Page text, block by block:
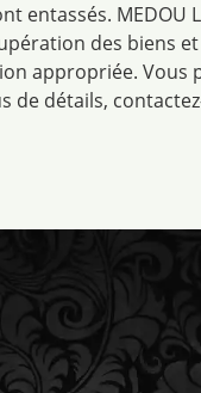
entassés.
des biens
appropriée. Vous
de détails,